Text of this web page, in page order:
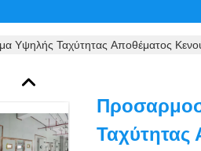
Υψηλής Ταχύτητας Αποθέματος
Ταχύτητας